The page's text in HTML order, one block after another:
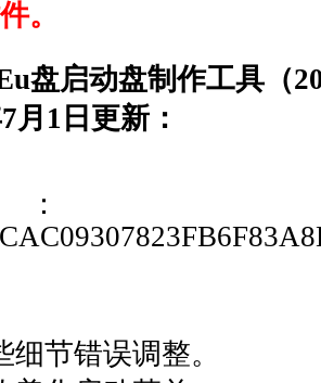
。
盘启动盘制作工具（
月1日更新：
：
细节错误调整。